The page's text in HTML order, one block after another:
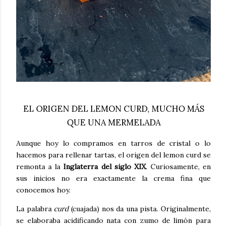
EL ORIGEN DEL LEMON CURD, MUCHO MÁS
QUE UNA MERMELADA
Aunque hoy lo compramos en tarros de cristal o lo
hacemos para rellenar tartas, el origen del lemon curd se
remonta a laInglaterra del siglo XIX. Curiosamente, en
sus inicios no era exactamente la crema fina que
conocemos hoy.
La palabra curd(cuajada) nos da una pista. Originalmente,
se elaboraba acidificando nata con zumo de limón para